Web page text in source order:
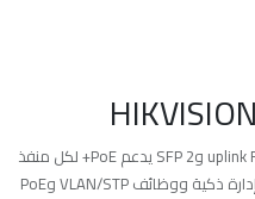
سويتش I 48 منفذ PoE جيجابت مع 2 uplink RJ45 و2 SFP يدعم PoE+ لكل منفذ
حتى 30 واط بميزانية طاقة ~470 واط مع إدارة ذكية ووظائف VLAN/STP وPoE